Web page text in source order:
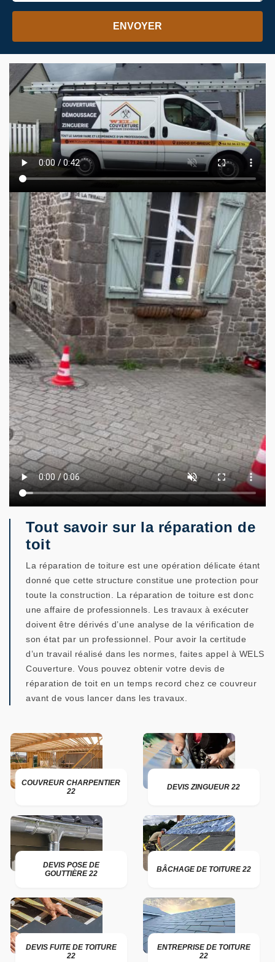
Tout savoir sur la réparation de
toit
La réparation de toiture est une opération délicate étant
donné que cette structure constitue une protection pour
toute la construction. La réparation de toiture est donc
une affaire de professionnels. Les travaux à exécuter
doivent être dérivés d’une analyse de la vérification de
son état par un professionnel. Pour avoir la certitude
d’un travail réalisé dans les normes, faites appel à WELS
Couverture. Vous pouvez obtenir votre devis de
réparation de toit en un temps record chez ce couvreur
avant de vous lancer dans les travaux.
COUVREUR CHARPENTIER
22
DEVIS ZINGUEUR 22
DEVIS POSE DE
GOUTTIÈRE 22
BÂCHAGE DE TOITURE 22
DEVIS FUITE DE TOITURE
22
ENTREPRISE DE TOITURE
22